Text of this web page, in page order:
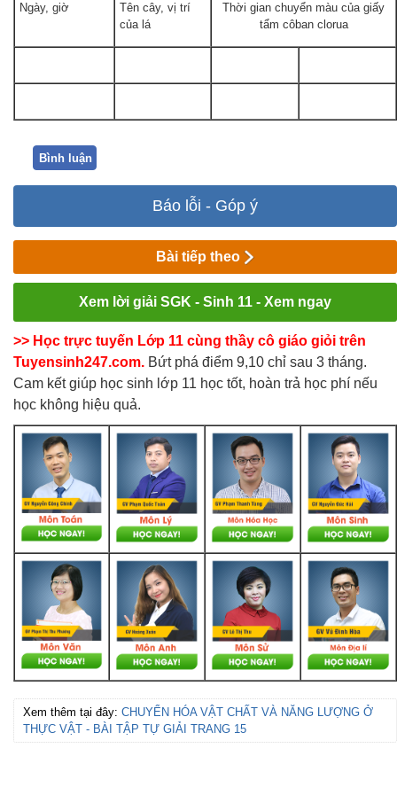
Ngày, giờ
Tên cây, vị trí
của lá
Thời gian chuyển màu của giấy
tẩm côban clorua
Bình luận
Báo lỗi - Góp ý
Bài tiếp theo
Xem lời giải SGK - Sinh 11 - Xem ngay
>> Học trực tuyến Lớp 11 cùng thầy cô giáo giỏi trên
Tuyensinh247.com. Bứt phá điểm 9,10 chỉ sau 3 tháng.
Cam kết giúp học sinh lớp 11 học tốt, hoàn trả học phí nếu
học không hiệu quả.
Xem thêm tại đây: CHUYỂN HÓA VẬT CHẤT VÀ NĂNG LƯỢNG Ở
THỰC VẬT - BÀI TẬP TỰ GIẢI TRANG 15